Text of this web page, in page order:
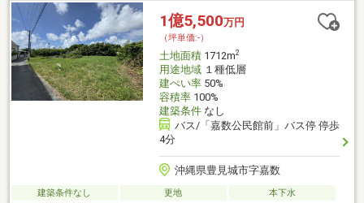
1億5,500万円
（坪単価:-）
土地面積1712m2
用途地域１種低層
建ぺい率50%
容積率100%
建築条件なし
バス/「嘉数公民館前」バス停 停歩
4分
沖縄県豊見城市字嘉数
建築条件なし 更地
本下水